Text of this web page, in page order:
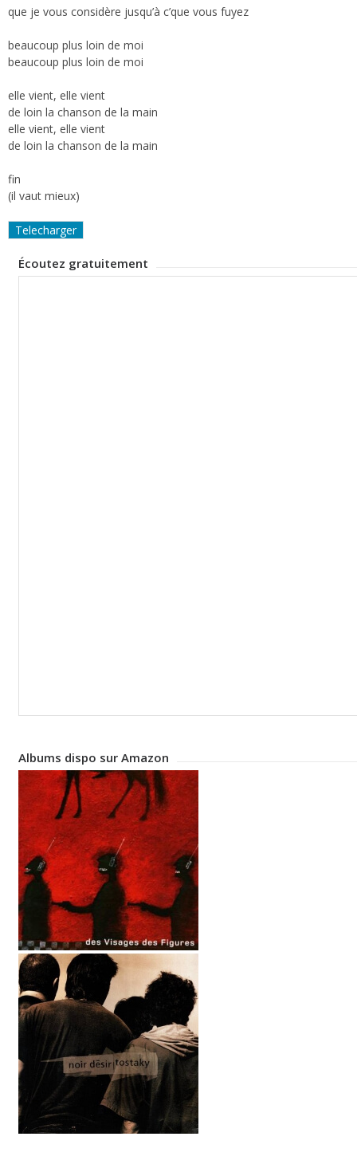
que je vous considère jusqu’à c’que vous fuyez
beaucoup plus loin de moi
beaucoup plus loin de moi
elle vient, elle vient
de loin la chanson de la main
elle vient, elle vient
de loin la chanson de la main
fin
(il vaut mieux)
Telecharger
Écoutez gratuitement
Albums dispo sur Amazon